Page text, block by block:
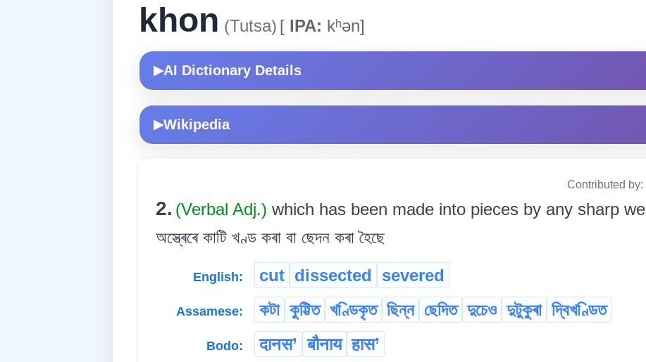
khon (Tutsa) [ IPA: kʰən]
▶AI Dictionary Details
▶Wikipedia
Contributed by:
2. (Verbal Adj.) which has been made into pieces by any sharp
অস্ত্ৰেৰে কাটি খণ্ড কৰা বা ছেদন কৰা হৈছে
English: cut dissected severed
Assamese: কটা কুট্টিত খণ্ডিকৃত ছিন্ন ছেদিত দুচেও দুটুকুৰা দ্বিখণ্ডিত
Bodo: दानस’ बौनाय हास’